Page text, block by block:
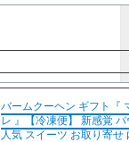
バームクーヘン ギフト『
レ 』【冷凍便】 新感覚
人気 スイーツ お取り寄せ